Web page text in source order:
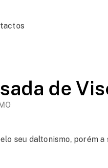
de
seu daltonismo, porém a